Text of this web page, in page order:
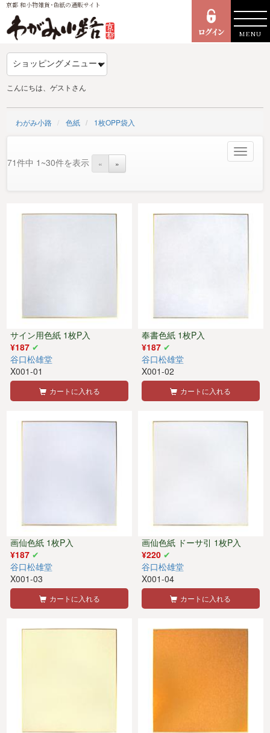
MENU
京都 和小物雑貨･色紙の通販サイト
こんにちは、ゲストさん
わがみ小路 色紙 1枚OPP袋入
Toggle
71件中 1~30件を表示 « »
サイン用色紙 1枚P入
¥187
谷口松雄堂
X001-01
カートに入れる
奉書色紙 1枚P入
¥187
谷口松雄堂
X001-02
カートに入れる
画仙色紙 1枚P入
¥187
谷口松雄堂
X001-03
カートに入れる
画仙色紙 ドーサ引 1枚P入
¥220
谷口松雄堂
X001-04
カートに入れる